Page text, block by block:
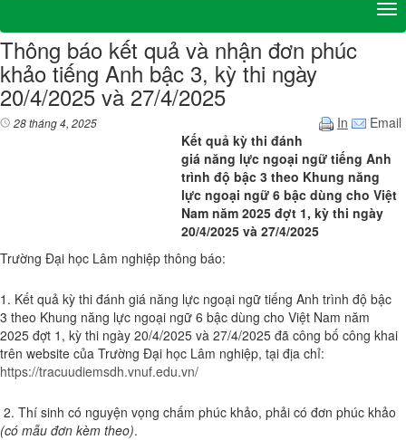
Thông báo kết quả và nhận đơn phúc
khảo tiếng Anh bậc 3, kỳ thi ngày
20/4/2025 và 27/4/2025
28 tháng 4, 2025 In
Email
Kết quả kỳ thi đánh
giá năng lực ngoại ngữ tiếng Anh
trình độ bậc 3 theo Khung năng
lực ngoại ngữ 6 bậc dùng cho Việt
Nam năm 2025 đợt 1, kỳ thi ngày
20/4/2025 và 27/4/2025
Trường Đại học Lâm nghiệp thông báo:
1. Kết quả kỳ thi đánh giá năng lực ngoại ngữ tiếng Anh trình độ bậc
3 theo Khung năng lực ngoại ngữ 6 bậc dùng cho Việt Nam năm
2025 đợt 1, kỳ thi ngày 20/4/2025 và 27/4/2025 đã công bố công khai
trên website của Trường Đại học Lâm nghiệp, tại địa chỉ:
https://tracuudiemsdh.vnuf.edu.vn/
2. Thí sinh có nguyện vọng chấm phúc khảo, phải có đơn phúc khảo
(có mẫu đơn kèm theo).